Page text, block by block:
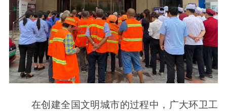
在创建全国文明城市的过程中，广大环卫工